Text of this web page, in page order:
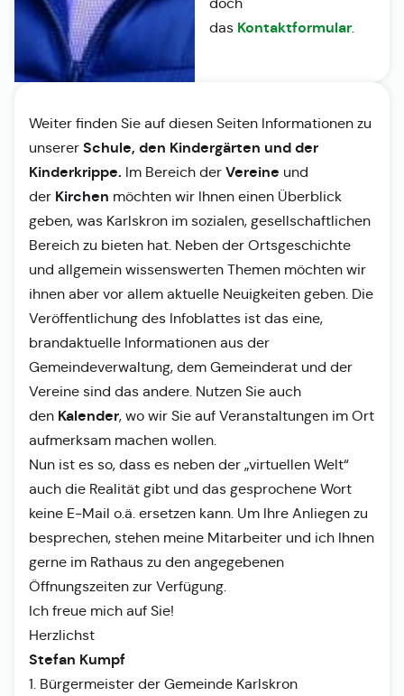
das Kontaktformular.
Weiter finden Sie auf diesen Seiten Informationen zu
unserer Schule, den Kindergärten und der
Kinderkrippe. Im Bereich der Vereine und
der Kirchen möchten wir Ihnen einen Überblick
geben, was Karlskron im sozialen, gesellschaftlichen
Bereich zu bieten hat. Neben der Ortsgeschichte
und allgemein wissenswerten Themen möchten wir
ihnen aber vor allem aktuelle Neuigkeiten geben. Die
Veröffentlichung des Infoblattes ist das eine,
brandaktuelle Informationen aus der
Gemeindeverwaltung, dem Gemeinderat und der
Vereine sind das andere. Nutzen Sie auch
den Kalender, wo wir Sie auf Veranstaltungen im Ort
aufmerksam machen wollen.
Nun ist es so, dass es neben der „virtuellen Welt“
auch die Realität gibt und das gesprochene Wort
keine E-Mail o.ä. ersetzen kann. Um Ihre Anliegen zu
besprechen, stehen meine Mitarbeiter und ich Ihnen
gerne im Rathaus zu den angegebenen
Öffnungszeiten zur Verfügung.
Ich freue mich auf Sie!
Herzlichst
Stefan Kumpf
1. Bürgermeister der Gemeinde Karlskron